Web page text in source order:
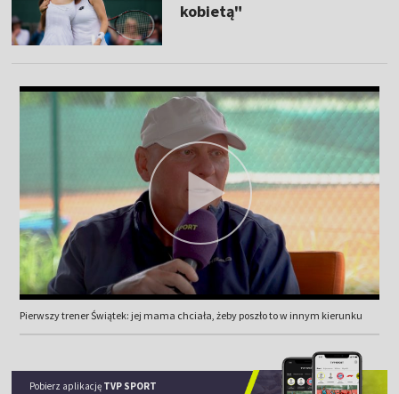
kobietą"
Pierwszy trener Świątek: jej mama chciała, żeby poszło to w innym kierunku
Pobierz aplikację TVP SPORT